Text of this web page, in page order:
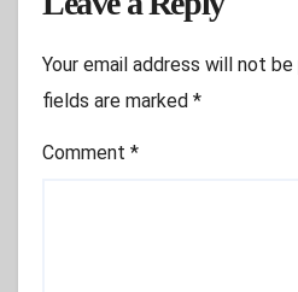
Your email address will not be
fields are marked *
Comment *